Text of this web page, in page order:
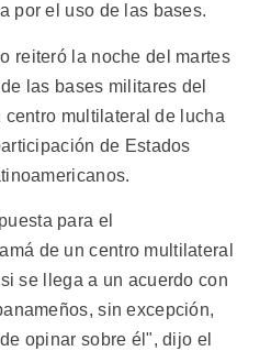
por el uso de las bases.
reiteró la noche del martes
las bases militares del
multilateral de lucha
de Estados
para el
de un centro multilateral
se llega a un acuerdo con
sin excepción,
opinar sobre él", dijo el